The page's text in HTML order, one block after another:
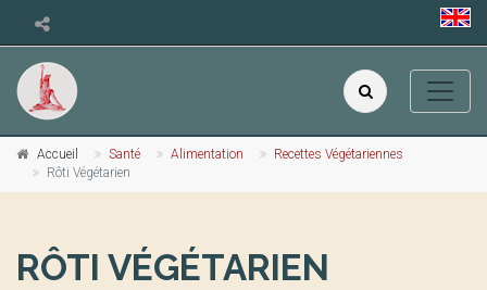
Accueil Santé Alimentation
Recettes Végétariennes
Rôti Végétarien
RÔTI VÉGÉTARIEN